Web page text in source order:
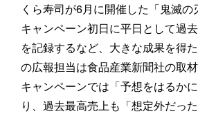
くら寿司が6月に開催した「鬼滅の
キャンペーン初日に平日として過
を記録するなど、大きな成果を得
の広報担当は食品産業新聞社の取
キャンペーンでは「予想をはるか
り、過去最高売上も「想定外だっ